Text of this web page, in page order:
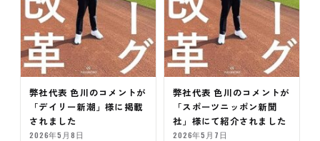
弊社代表 色川のコメントが
「デイリー新潮」様に掲載
されました
2026年5月8日
弊社代表 色川のコメントが
「スポーツニッポン新聞
社」様にて紹介されました
2026年5月7日